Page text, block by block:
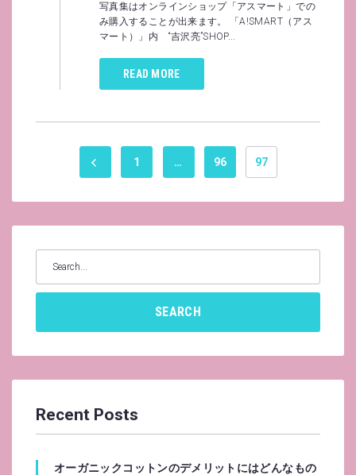
写真集はオンラインショップ「アスマート」での
み購入することが出来ます。 「A!SMART（アス
マート）」内 “吉沢亮”SHOP...
READ MORE
pagination
1 … 96 97
SEARCH
Recent Posts
オーガニックコットンのデメリットにはどんなもの